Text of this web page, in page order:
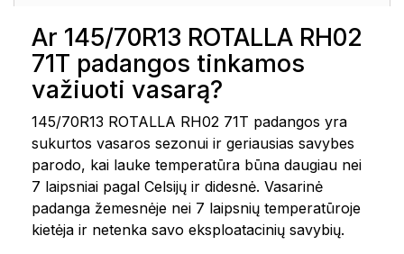
Ar 145/70R13 ROTALLA RH02
71T padangos tinkamos
važiuoti vasarą?
145/70R13 ROTALLA RH02 71T padangos yra
sukurtos vasaros sezonui ir geriausias savybes
parodo, kai lauke temperatūra būna daugiau nei
7 laipsniai pagal Celsijų ir didesnė. Vasarinė
padanga žemesnėje nei 7 laipsnių temperatūroje
kietėja ir netenka savo eksploatacinių savybių.